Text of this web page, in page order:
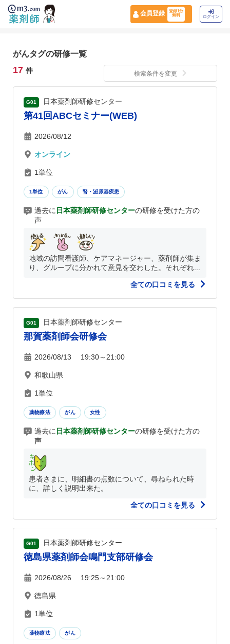
会員登録
登録1分
無料
ログイン
がんタグの研修一覧
17 件 検索条件を変更
G01 日本薬剤師研修センター
第41回ABCセミナー(WEB)
2026/08/12
オンライン
1単位
1単位 がん 腎・泌尿器疾患
過去に 日本薬剤師研修センターの研修を受けた方の
声
地域の訪問看護師、ケアマネージャー、薬剤師が集ま
り、グループに分かれて意見を交わした。それぞれ...
全ての口コミを見る
G01 日本薬剤師研修センター
那賀薬剤師会研修会
2026/08/13 19:30～21:00
和歌山県
1単位
薬物療法 がん 女性
過去に 日本薬剤師研修センターの研修を受けた方の
声
患者さまに、明細書の点数について、尋ねられた時
に、詳しく説明出来た。
全ての口コミを見る
G01 日本薬剤師研修センター
徳島県薬剤師会鳴門支部研修会
2026/08/26 19:25～21:00
徳島県
1単位
薬物療法 がん